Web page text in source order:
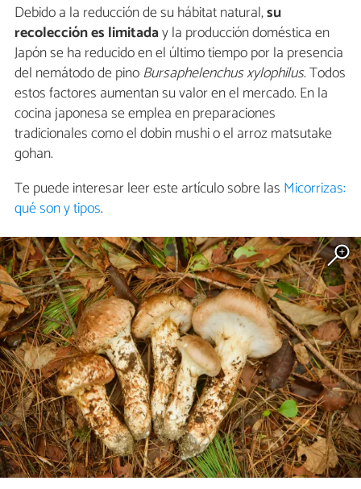
Debido a la reducción de su hábitat natural,su
recolección es limitaday la producción doméstica en
Japón se ha reducido en el último tiempo por la presencia
del nemátodo de pinoBursaphelenchus xylophilus. Todos
estos factores aumentan su valor en el mercado. En la
cocina japonesa se emplea en preparaciones
tradicionales como el dobin mushi o el arroz matsutake
gohan.
Te puede interesar leer este artículo sobre las Micorrizas:
qué son y tipos.